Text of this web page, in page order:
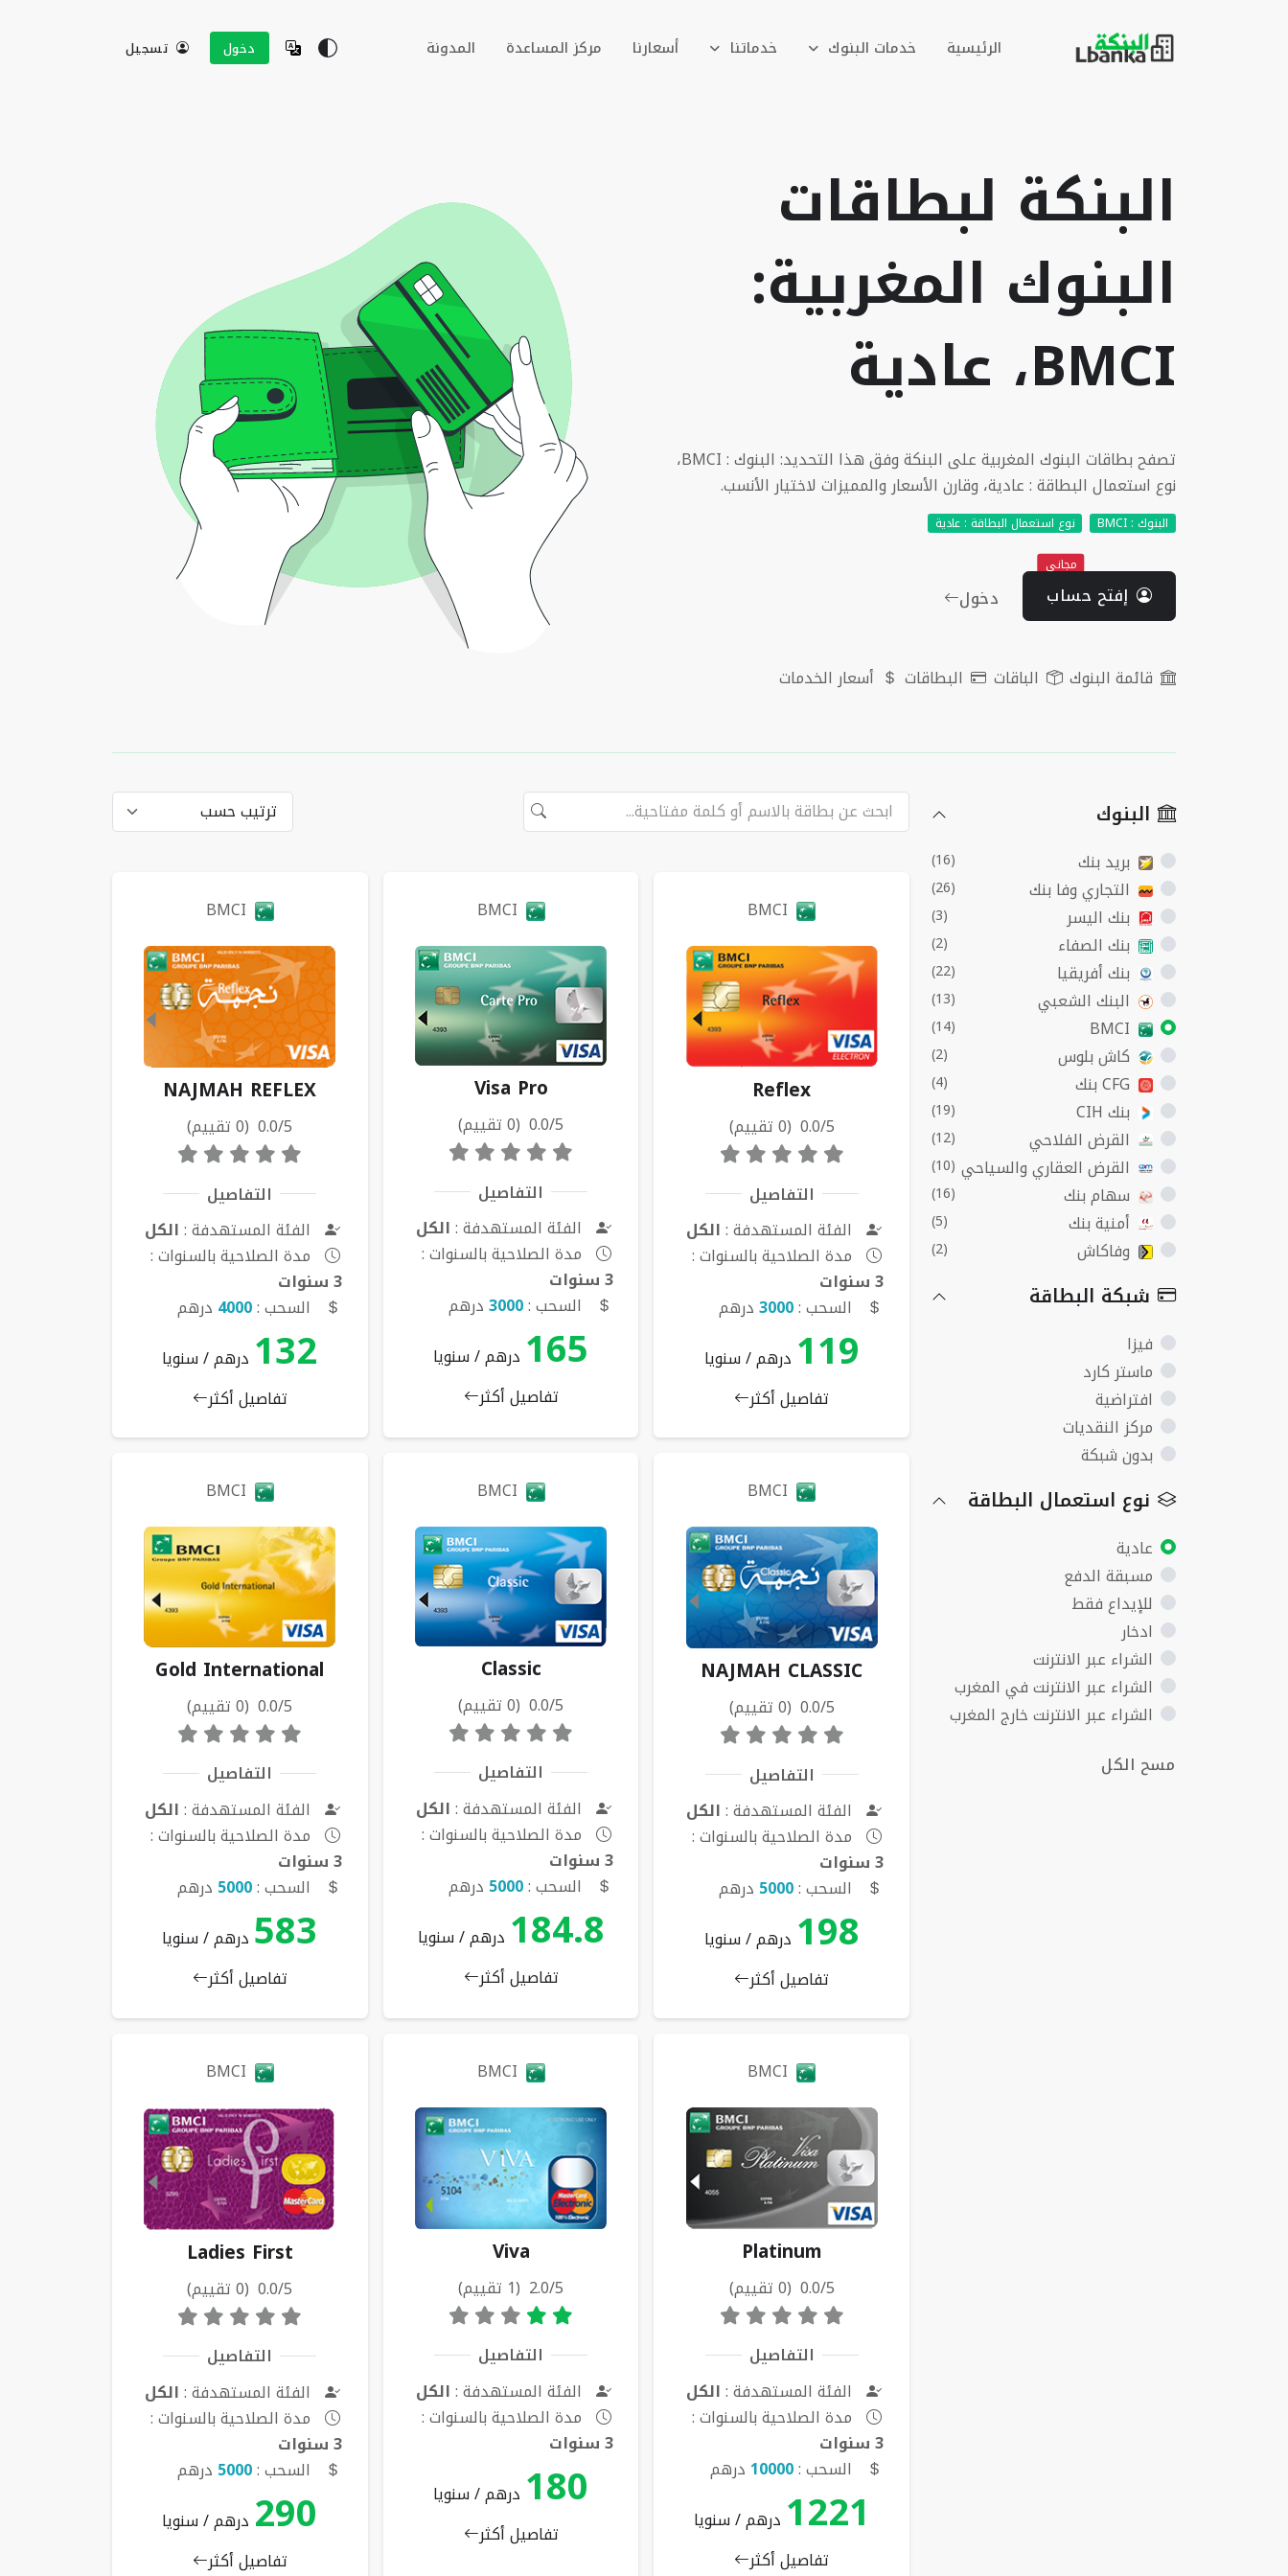
الرئيسية خدمات البنوك خدماتنا أسعارنا مركز المساعدة المدونة دخول تسجيل
البنكة لبطاقات
البنوك المغربية:
BMCI، عادية
تصفح بطاقات البنوك المغربية على البنكة وفق هذا التحديد: البنوك : BMCI،
نوع استعمال البطاقة : عادية، وقارن الأسعار والمميزات لاختيار الأنسب.
البنوك : BMCI
نوع استعمال البطاقة : عادية
مجاني
إفتح حساب دخول
قائمة البنوك الباقات البطاقات أسعار الخدمات
البنوك
بريد بنك (16)
التجاري وفا بنك (26)
بنك اليسر (3)
بنك الصفاء (2)
بنك أفريقيا (22)
البنك الشعبي (13)
BMCI
(14)
كاش بلوس (2)
CFG بنك (4)
بنك CIH (19)
القرض الفلاحي (12)
القرض العقاري والسياحي (10)
سهام بنك (16)
أمنية بنك (5)
وفاكاش (2)
شبكة البطاقة
فيزا
ماستر كارد
افتراضية
مركز النقديات
بدون شبكة
نوع استعمال البطاقة
عادية
مسبقة الدفع
للإيداع فقط
ادخار
الشراء عبر الانترنت
الشراء عبر الانترنت في المغرب
الشراء عبر الانترنت خارج المغرب
مسح الكل
البطاقات
BMCI
Reflex
0.0/5 (0 تقييم)
التفاصيل
الفئة المستهدفة :الكل
مدة الصلاحية بالسنوات :
3 سنوات
السحب :3000درهم
119 درهم / سنويا
تفاصيل أكثر
BMCI
Visa Pro
0.0/5 (0 تقييم)
التفاصيل
الفئة المستهدفة :الكل
مدة الصلاحية بالسنوات :
3 سنوات
السحب :3000درهم
165 درهم / سنويا
تفاصيل أكثر
BMCI
NAJMAH REFLEX
0.0/5 (0 تقييم)
التفاصيل
الفئة المستهدفة :الكل
مدة الصلاحية بالسنوات :
3 سنوات
السحب :4000 درهم
132 درهم / سنويا
تفاصيل أكثر
BMCI
NAJMAH CLASSIC
0.0/5 (0 تقييم)
التفاصيل
الفئة المستهدفة :الكل
مدة الصلاحية بالسنوات :
3 سنوات
السحب :5000 درهم
198 درهم / سنويا
تفاصيل أكثر
BMCI
Classic
0.0/5 (0 تقييم)
التفاصيل
الفئة المستهدفة :الكل
مدة الصلاحية بالسنوات :
3 سنوات
السحب :5000 درهم
184.8 درهم / سنويا
تفاصيل أكثر
BMCI
Gold International
0.0/5 (0 تقييم)
التفاصيل
الفئة المستهدفة :الكل
مدة الصلاحية بالسنوات :
3 سنوات
السحب :5000 درهم
583 درهم / سنويا
تفاصيل أكثر
BMCI
Platinum
0.0/5 (0 تقييم)
التفاصيل
الفئة المستهدفة :الكل
مدة الصلاحية بالسنوات :
3 سنوات
السحب :10000 درهم
1221 درهم / سنويا
تفاصيل أكثر
BMCI
Viva
2.0/5 (1 تقييم)
التفاصيل
الفئة المستهدفة :الكل
مدة الصلاحية بالسنوات :
3 سنوات
180 درهم / سنويا
تفاصيل أكثر
BMCI
Ladies First
0.0/5 (0 تقييم)
التفاصيل
الفئة المستهدفة :الكل
مدة الصلاحية بالسنوات :
3 سنوات
السحب :5000 درهم
290 درهم / سنويا
تفاصيل أكثر